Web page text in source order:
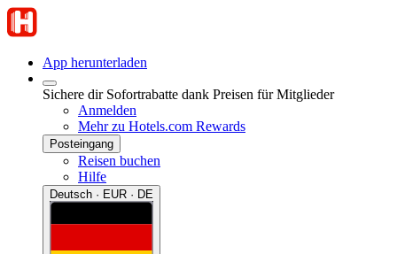
App herunterladen
Sichere dir Sofortrabatte dank Preisen für Mitglieder
Anmelden
Mehr zu Hotels.com Rewards
Posteingang
Reisen buchen
Hilfe
Deutsch · EUR · DE